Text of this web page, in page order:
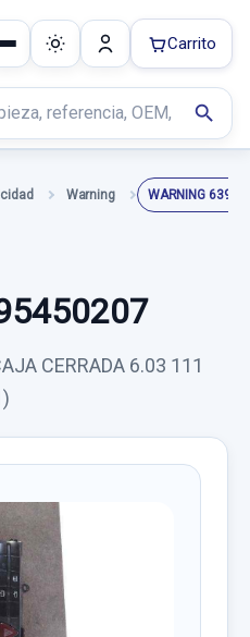
search
Carrito
Warning WARNING
CERRADA 6.03 111